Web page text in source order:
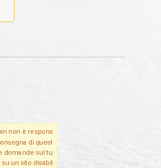
non è respons
di quest
domande sul tu
un sito disabil